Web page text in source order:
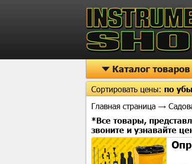
Каталог товаров
Сортировать цены: по
Главная страница →
*Все товары,
звоните и узнавайте